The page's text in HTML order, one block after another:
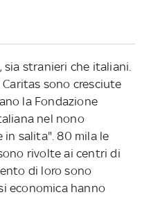
stranieri che italiani.
sono cresciute
la Fondazione
nel nono
salita". 80 mila le
rivolte ai centri di
di loro sono
economica hanno